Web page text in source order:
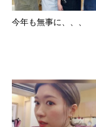
今年も無事に、、、